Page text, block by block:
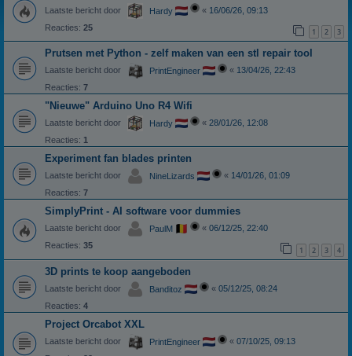
Laatste bericht door Hardy « 16/06/26, 09:13
Reacties: 25 1 2 3
Prutsen met Python - zelf maken van een stl repair tool
Laatste bericht door PrintEngineer « 13/04/26, 22:43
Reacties: 7
"Nieuwe" Arduino Uno R4 Wifi
Laatste bericht door Hardy « 28/01/26, 12:08
Reacties: 1
Experiment fan blades printen
Laatste bericht door NineLizards « 14/01/26, 01:09
Reacties: 7
SimplyPrint - AI software voor dummies
Laatste bericht door PaulM « 06/12/25, 22:40
Reacties: 35 1 2 3 4
3D prints te koop aangeboden
Laatste bericht door Banditoz « 05/12/25, 08:24
Reacties: 4
Project Orcabot XXL
Laatste bericht door PrintEngineer « 07/10/25, 09:13